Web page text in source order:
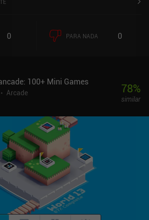
en una plataforma, o puede que
nuestro toque para que la bola acabe
que introducen progresivamente algunas
Into the Loop es un juego muy sencillo,
con antelación y de perfeccionar nuestra
del juego es la escasa variedad de
cada nivel supone un reto único y hace
Into the Loop se monetiza
en la parte inferior de la pantalla.
su página de Google Play, no hay iAPs en el
artículo. En lo que respecta a los juegos
en la física, merece la pena probarlo
0 PARA NADA 0
100+ Mini Games
Arcade
78%
similar